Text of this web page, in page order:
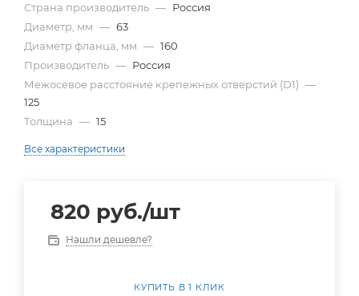
Страна производитель — Россия
Диаметр, мм — 63
Диаметр фланца, мм — 160
Производитель — Россия
Межосевое расстояние крепежных отверстий (D1) —
125
Толщина — 15
Все характеристики
820 руб./шт
Нашли дешевле?
КУПИТЬ В 1 КЛИК